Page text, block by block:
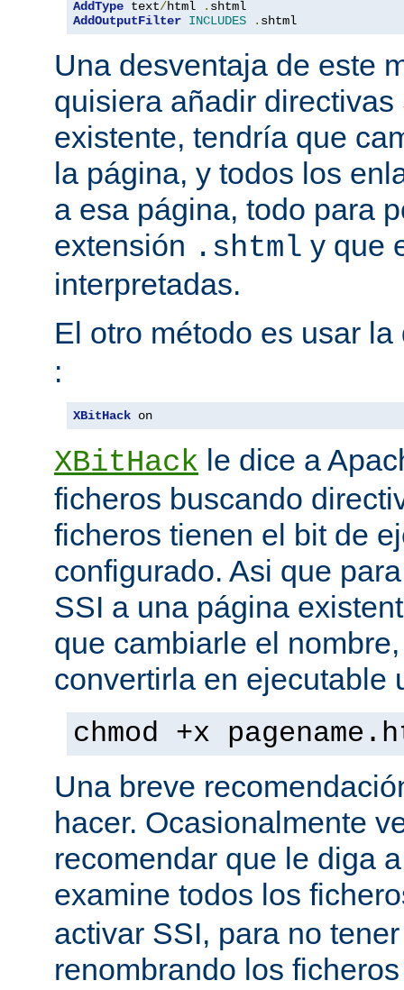
AddType text/html .
AddOutputFilter INCLUDES . shtml
Una desventaja de este
quisiera añadir
existente, tendría que
la página, y todos los
a esa página, todo para
extensión .shtml y que
interpretadas.
El otro método es usar
:
XBitHack on
XBitHack le dice a
ficheros buscando
ficheros tienen el bit de
configurado. Asi que
SSI a una página
que cambiarle el
convertirla en ejecutable
chmod +x
Una breve
hacer. Ocasionalmente
recomendar que le diga
examine todos los
activar SSI, para no
renombrando los